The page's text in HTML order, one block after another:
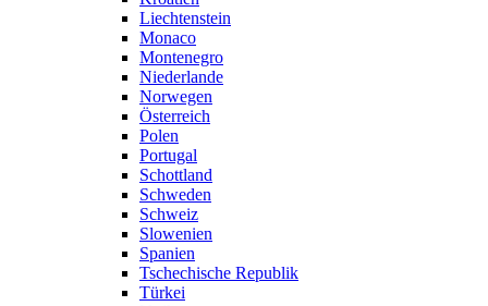
Liechtenstein
Monaco
Montenegro
Niederlande
Norwegen
Österreich
Polen
Portugal
Schottland
Schweden
Schweiz
Slowenien
Spanien
Tschechische Republik
Türkei